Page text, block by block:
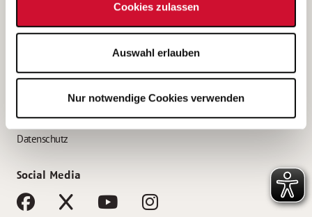
Cookies zulassen
Auswahl erlauben
Nur notwendige Cookies verwenden
Bewerbung als Erzieher*in
AWO Gliederungen nach Bundesland
Impressum
Datenschutz
Social Media